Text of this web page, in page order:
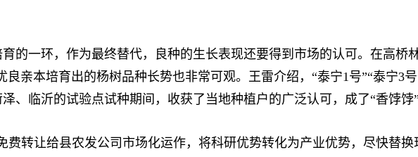
一环，作为最终替代，良种的生长表现还要得到市场的认可。在高桥
良亲本培育出的杨树品种长势也非常可观。王雷介绍，“泰宁1号”“泰宁3
、临沂的试验点试种期间，收获了当地种植户的广泛认可，成了“香饽饽
转让给县农发公司市场化运作，将科研优势转化为产业优势，尽快替换